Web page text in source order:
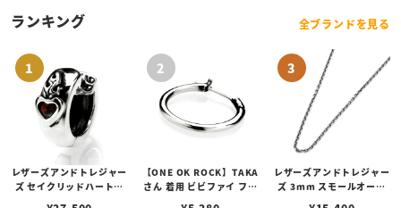
ランキング 全ブランドを見る
レザーズアンドトレジャー
ズ セイクリッドハートピ
【ONE OK ROCK】TAKA
さん 着用 ビビファイ フー
レザーズアンドトレジャー
ズ 3mm スモールオーバ